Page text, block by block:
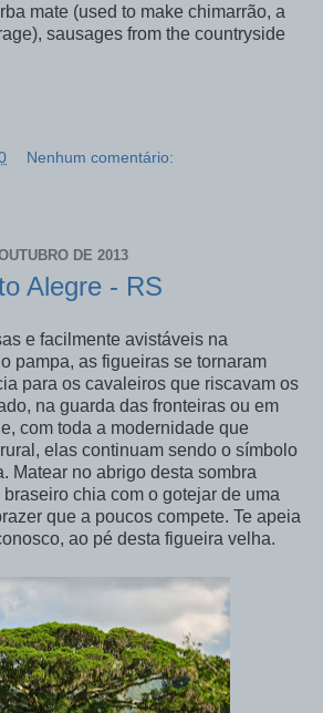
mate (used to make chimarrão, a
sausages from the countryside
Nenhum comentário:
DE 2013
Alegre - RS
e facilmente avistáveis na
pampa, as figueiras se tornaram
para os cavaleiros que riscavam os
na guarda das fronteiras ou em
com toda a modernidade que
elas continuam sendo o símbolo
Matear no abrigo desta sombra
chia com o gotejar de uma
que a poucos compete. Te apeia
ao pé desta figueira velha.